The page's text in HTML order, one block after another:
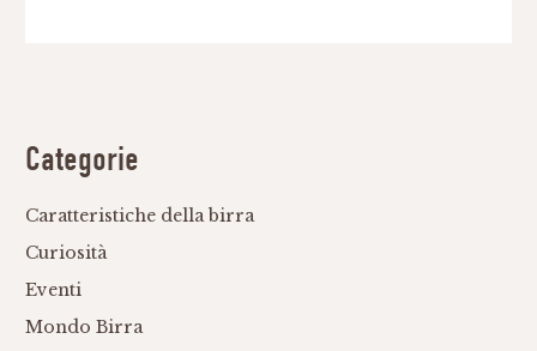
Categorie
Caratteristiche della birra
Curiosità
Eventi
Mondo Birra
partenopeo, inaugurando il […]